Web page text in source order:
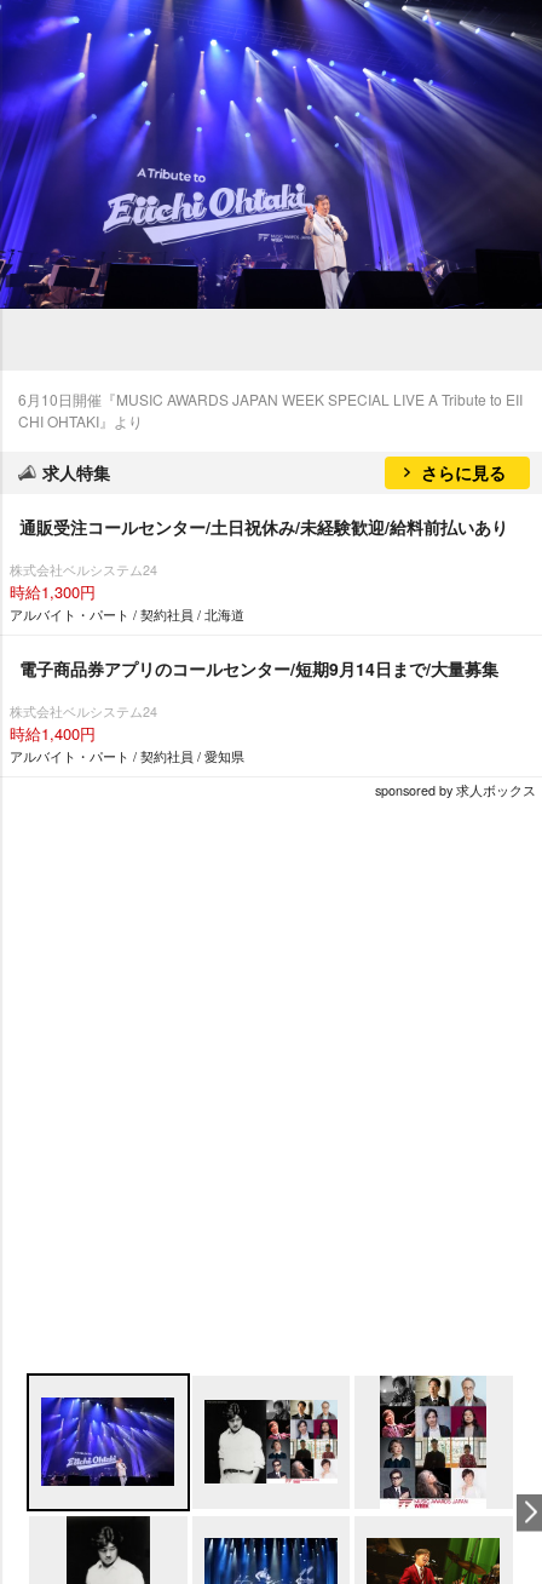
6月10日開催『MUSIC AWARDS JAPAN WEEK SPECIAL LIVE A Tribute to EII
CHI OHTAKI』より
求人特集 さらに見る
通販受注コールセンター/土日祝休み/未経験歓迎/給料前払いあり
株式会社ベルシステム24
時給1,300円
アルバイト・パート / 契約社員 / 北海道
電子商品券アプリのコールセンター/短期9月14日まで/大量募集
株式会社ベルシステム24
時給1,400円
アルバイト・パート / 契約社員 / 愛知県
sponsored by 求人ボックス